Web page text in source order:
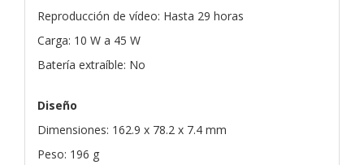
Reproducción de vídeo: Hasta 29 horas
Carga: 10 W a 45 W
Batería extraíble: No
Diseño
Dimensiones: 162.9 x 78.2 x 7.4 mm
Peso: 196 g